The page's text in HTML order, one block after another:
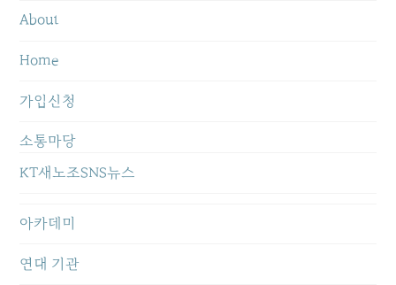
About
Home
가입신청
소통마당
KT새노조SNS뉴스
아카데미
연대 기관